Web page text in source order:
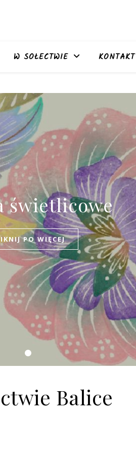
W SOŁECTWIE KONTAKT
świetlicowe
PO WIĘCEJ
Balice